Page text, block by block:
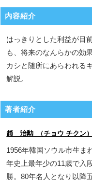
内容紹介
はっきりとした利益が目
も、将来のなんらかの効
カシと随所にあらわれる
解説。
著者紹介
趙 治勲 （チョウ チクン）
1956年韓国ソウル市生ま
年史上最年少の11歳で入
勝。80年名人となり以降